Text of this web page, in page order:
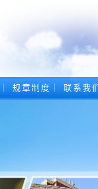
规章制度 联系我们